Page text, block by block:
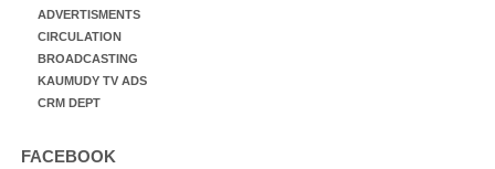
ADVERTISMENTS
CIRCULATION
BROADCASTING
KAUMUDY TV ADS
CRM DEPT
FACEBOOK